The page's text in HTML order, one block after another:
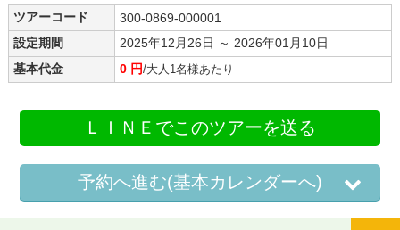
ツアーコード
300-0869-000001
設定期間
2025年12月26日 ～ 2026年01月10日
基本代金
0 円/大人1名様あたり
ＬＩＮＥでこのツアーを送る
予約へ進む(基本カレンダーへ)